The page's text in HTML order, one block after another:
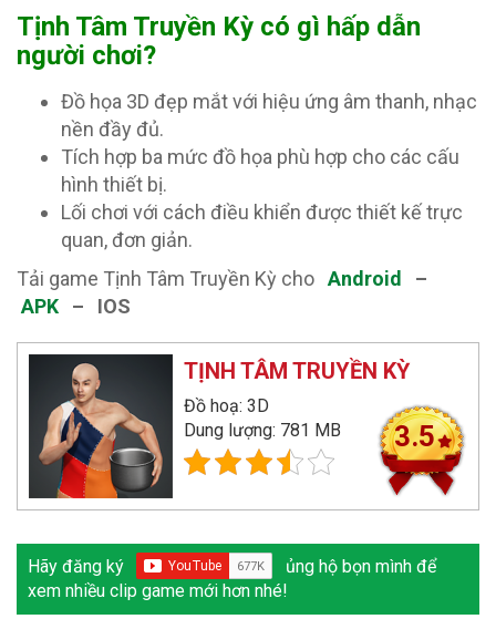
Tịnh Tâm Truyền Kỳ có gì hấp dẫn
người chơi?
Đồ họa 3D đẹp mắt với hiệu ứng âm thanh, nhạc
nền đầy đủ.
Tích hợp ba mức đồ họa phù hợp cho các cấu
hình thiết bị.
Lối chơi với cách điều khiển được thiết kế trực
quan, đơn giản.
Tải game Tịnh Tâm Truyền Kỳ cho Android
–
APK – IOS
TỊNH TÂM TRUYỀN KỲ
Đồ hoạ: 3D
Dung lượng: 781 MB
3.5
Hãy đăng ký
ủng hộ bọn mình để
xem nhiều clip game mới hơn nhé!